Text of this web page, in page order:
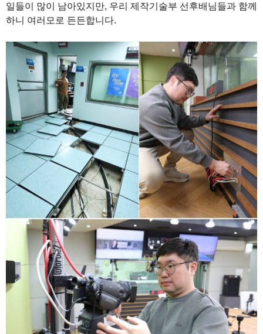
일들이 많이 남아있지만, 우리 제작기술부 선후배님들과 함께
하니 여러모로 든든합니다.